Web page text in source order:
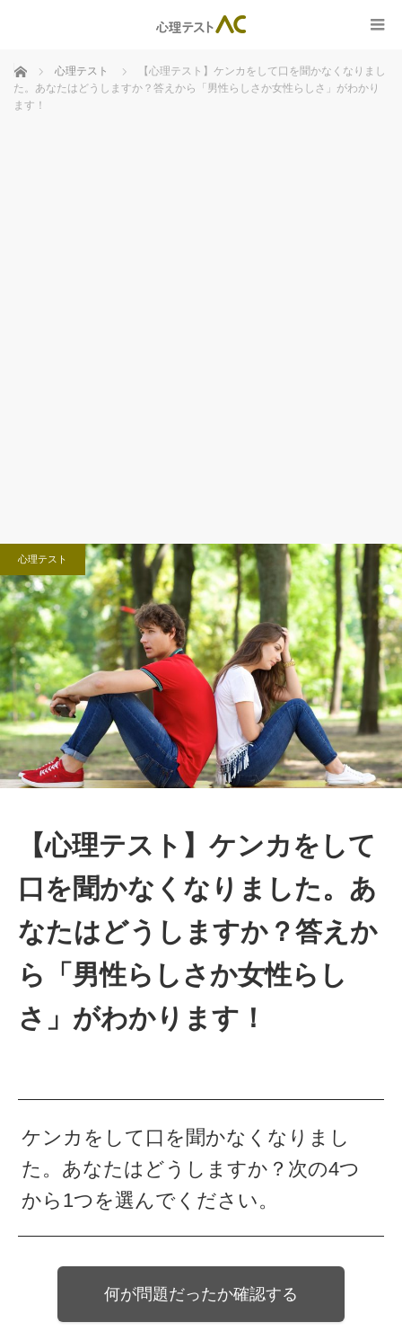
ホーム 心理テスト
【心理テスト】ケンカをして口を聞かなくなりまし
た。あなたはどうしますか？答えから「男性らしさか女性らしさ」がわかり
ます！
心理テスト
【心理テスト】ケンカをして
口を聞かなくなりました。あ
なたはどうしますか？答えか
ら「男性らしさか女性らし
さ」がわかります！
ケンカをして口を聞かなくなりまし
た。あなたはどうしますか？次の4つ
から1つを選んでください。
何が問題だったか確認する